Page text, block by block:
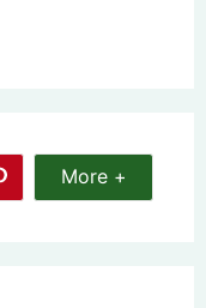
Share More
More +